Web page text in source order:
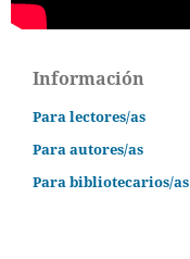
Información
Para lectores/as
Para autores/as
Para bibliotecarios/as